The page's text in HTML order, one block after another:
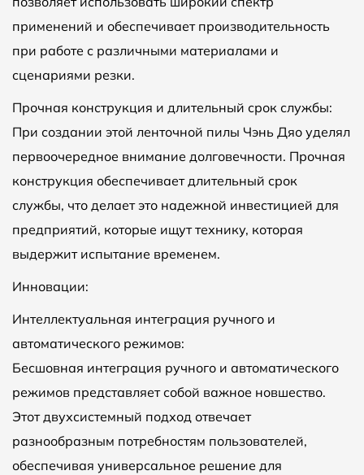
применений и обеспечивает производительность
при работе с различными материалами и
сценариями резки.
Прочная конструкция и длительный срок службы:
При создании этой ленточной пилы Чэнь Дяо уделял
первоочередное внимание долговечности. Прочная
конструкция обеспечивает длительный срок
службы, что делает это надежной инвестицией для
предприятий, которые ищут технику, которая
выдержит испытание временем.
Инновации:
Интеллектуальная интеграция ручного и
автоматического режимов:
Бесшовная интеграция ручного и автоматического
режимов представляет собой важное новшество.
Этот двухсистемный подход отвечает
разнообразным потребностям пользователей,
обеспечивая универсальное решение для